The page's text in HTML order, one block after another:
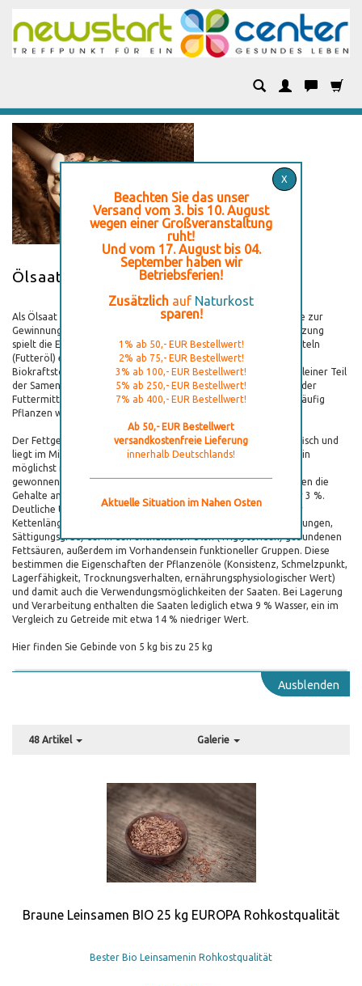
X
Beachten Sie das unser
Versand vom 3. bis 10. August
wegen einer Großveranstaltung
ruht!
Und vom 17. August bis 04.
September haben wir
Betriebsferien!
Zusätzlich auf Naturkost
sparen!
1% ab 50,- EUR Bestellwert!
2% ab 75,- EUR Bestellwert!
3% ab 100,- EUR Bestellwert!
5% ab 250,- EUR Bestellwert!
7% ab 400,- EUR Bestellwert!
Ab 50,- EUR Bestellwert
versandkostenfreie Lieferung
innerhalb Deutschlands!
Aktuelle Situation im Nahen Osten
Ölsaaten Großgebinde
Als Ölsaat oder Ölsamen werden Pflanzensamen bezeichnet, die zur
Gewinnung von Pflanzenöl genutzt werden können. Bei der Nutzung
spielt die Erzeugung von Lebensmitteln (Speiseöl) und Futtermitteln
(Futteröl) eine wichtige Rolle, daneben auch die Erzeugung von
Biokraftstoffen sowie von technischen Ölen (Oleochemie). Ein kleiner Teil
der Samen wird im Ganzen oder als Ölschrot im Lebensmittel- oder
Futtermittelhandel eingesetzt. In diesem Zusammenhang sind häufig
Pflanzen wie Lein, Raps, Soja und Sonnenblumen zu finden.
Der Fettgehalt der Saat ist unter anderem art- und sortenspezifisch und
liegt im Mittel etwa bei 3045 Prozent. Neben dem Ölgehalt ist ein
möglichst niedriger Anteil freier Fettsäuren des aus den Saaten
gewonnenen Öls entscheidend für die Qualität. in der Regel liegen die
Gehalte an freien Fettsäuren bei handelsüblichen Rohölen unter 3 %.
Deutliche Unterschiede zwischen den Ölsaaten bestehen bei der
Kettenlänge und den Bindungsverhältnissen (Anzahl Doppelbindungen,
Sättigungsgrad) der in den enthaltenen Ölen (Triglyceriden) gebundenen
Fettsäuren, außerdem im Vorhandensein funktioneller Gruppen. Diese
bestimmen die Eigenschaften der Pflanzenöle (Konsistenz, Schmelzpunkt,
Lagerfähigkeit, Trocknungsverhalten, ernährungsphysiologischer Wert)
und damit auch die Verwendungsmöglichkeiten der Saaten. Bei Lagerung
und Verarbeitung enthalten die Saaten lediglich etwa 9 % Wasser, ein im
Vergleich zu Getreide mit etwa 14 % niedriger Wert.
Hier finden Sie Gebinde von 5 kg bis zu 25 kg
Ausblenden
48 Artikel Galerie
Braune Leinsamen BIO 25 kg EUROPA Rohkostqualität
Bester Bio Leinsamenin Rohkostqualität